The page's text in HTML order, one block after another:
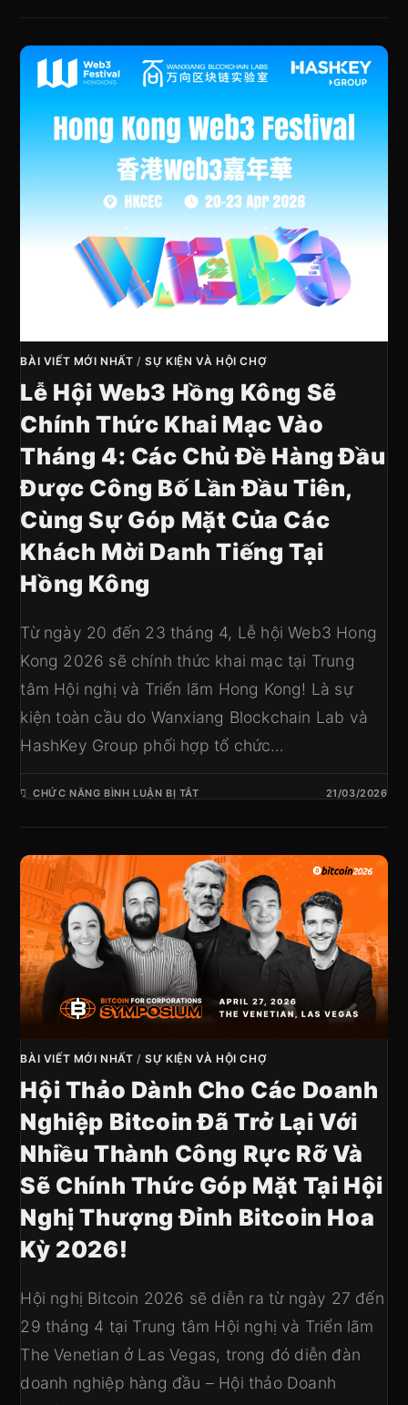
BÀI VIẾT MỚI NHẤT /SỰ KIỆN VÀ HỘI CHỢ
Lễ Hội Web3 Hồng Kông Sẽ
Chính Thức Khai Mạc Vào
Tháng 4: Các Chủ Đề Hàng Đầu
Được Công Bố Lần Đầu Tiên,
Cùng Sự Góp Mặt Của Các
Khách Mời Danh Tiếng Tại
Hồng Kông
Từ ngày 20 đến 23 tháng 4, Lễ hội Web3 Hong
Kong 2026 sẽ chính thức khai mạc tại Trung
tâm Hội nghị và Triển lãm Hong Kong! Là sự
kiện toàn cầu do Wanxiang Blockchain Lab và
HashKey Group phối hợp tổ chức…
CHỨC NĂNG BÌNH LUẬN BỊ TẮT 21/03/2026
BÀI VIẾT MỚI NHẤT /SỰ KIỆN VÀ HỘI CHỢ
Hội Thảo Dành Cho Các Doanh
Nghiệp Bitcoin Đã Trở Lại Với
Nhiều Thành Công Rực Rỡ Và
Sẽ Chính Thức Góp Mặt Tại Hội
Nghị Thượng Đỉnh Bitcoin Hoa
Kỳ 2026!
Hội nghị Bitcoin 2026 sẽ diễn ra từ ngày 27 đến
29 tháng 4 tại Trung tâm Hội nghị và Triển lãm
The Venetian ở Las Vegas, trong đó diễn đàn
doanh nghiệp hàng đầu – Hội thảo Doanh